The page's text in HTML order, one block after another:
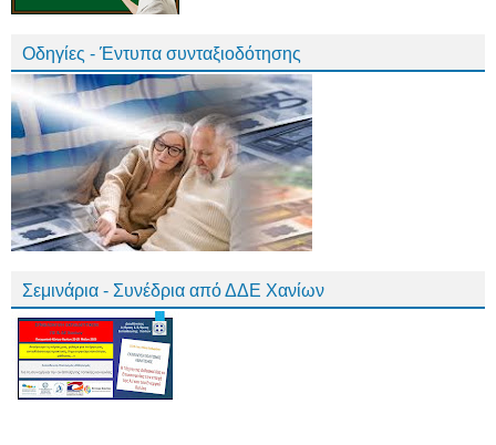
Οδηγίες - Έντυπα συνταξιοδότησης
Σεμινάρια - Συνέδρια από ΔΔΕ Χανίων